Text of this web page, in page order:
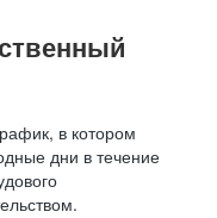
в котором
дни в течение